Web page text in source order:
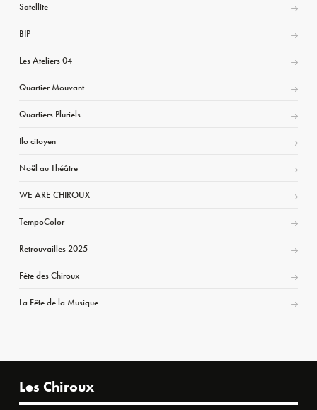
Satellite
BIP
Les Ateliers 04
Quartier Mouvant
Quartiers Pluriels
Ilo citoyen
Noël au Théâtre
WE ARE CHIROUX
TempoColor
Retrouvailles 2025
Fête des Chiroux
La Fête de la Musique
Les Chiroux